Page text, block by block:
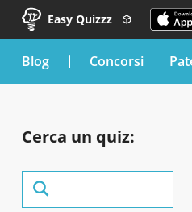
Easy Quizzz
blog Concorsi
Cerca un quiz: